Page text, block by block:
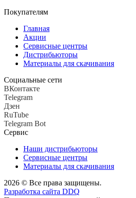
Покупателям
Главная
Акции
Сервисные центры
Дистрибьюторы
Материалы для скачивания
Социальные сети
ВКонтакте
Telegram
Дзен
RuTube
Telegram Bot
Сервис
Наши дистрибьюторы
Сервисные центры
Материалы для скачивания
2026 © Все права защищены.
Разработка сайта DDQ